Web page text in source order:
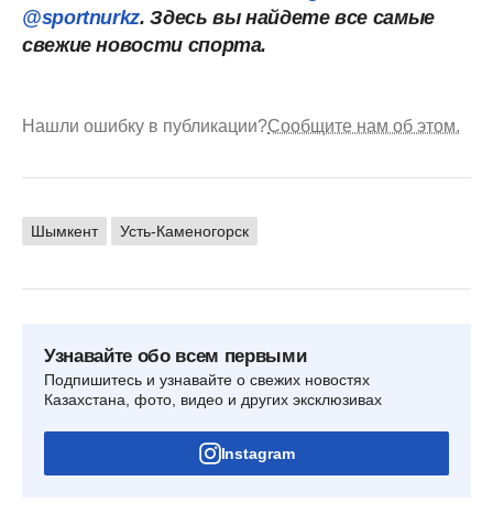
@sportnurkz. Здесь вы найдете все самые
свежие новости спорта.
Нашли ошибку в публикации?Сообщите нам об этом.
Шымкент Усть-Каменогорск
Узнавайте обо всем первыми
Подпишитесь и узнавайте о свежих новостях
Казахстана, фото, видео и других эксклюзивах
Instagram